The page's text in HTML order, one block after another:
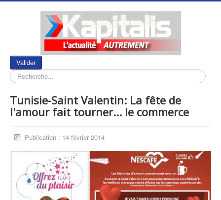
Valider
Tunisie-Saint Valentin: La fête de
l'amour fait tourner... le commerce
Publication : 14 février 2014